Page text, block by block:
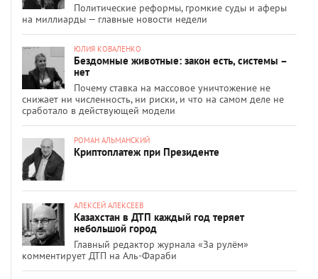
Политические реформы, громкие суды и аферы
на миллиарды — главные новости недели
ЮЛИЯ КОВАЛЕНКО
Бездомные животные: закон есть, системы –
нет
Почему ставка на массовое уничтожение не
снижает ни численность, ни риски, и что на самом деле не
сработало в действующей модели
РОМАН АЛЬМАНСКИЙ
Криптоплатеж при Президенте
АЛЕКСЕЙ АЛЕКСЕЕВ
Казахстан в ДТП каждый год теряет
небольшой город
Главный редактор журнала «За рулём»
комментирует ДТП на Аль-Фараби